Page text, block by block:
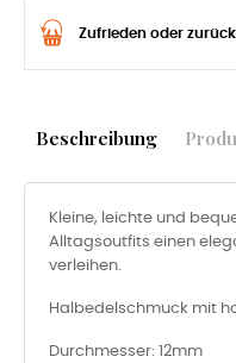
Zufrieden oder
Beschreibung
Kleine, leichte und
Alltagsoutfits einen
verleihen.
Halbedelschmuck mit
Durchmesser: 12mm